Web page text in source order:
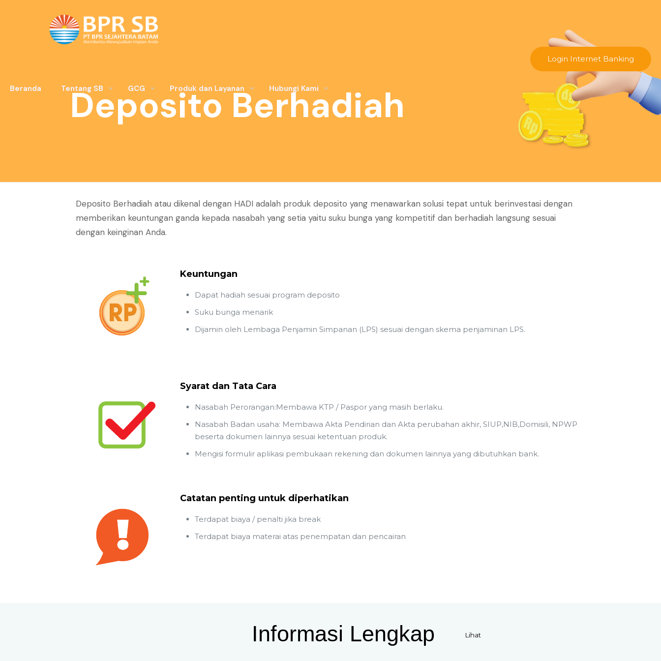
Beranda Tentang SB GCG Produk dan Layanan Hubungi Kami
Login Internet Banking
Deposito Berhadiah
Deposito Berhadiah atau dikenal dengan HADI adalah produk deposito yang menawarkan solusi tepat untuk berinvestasi dengan
memberikan keuntungan ganda kepada nasabah yang setia yaitu suku bunga yang kompetitif dan berhadiah langsung sesuai
dengan keinginan Anda.
Keuntungan
Dapat hadiah sesuai program deposito
Suku bunga menarik
Dijamin oleh Lembaga Penjamin Simpanan (LPS) sesuai dengan skema penjaminan LPS.
Syarat dan Tata Cara
Nasabah Perorangan:Membawa KTP / Paspor yang masih berlaku.
Nasabah Badan usaha: Membawa Akta Pendirian dan Akta perubahan akhir, SIUP,NIB,Domisili, NPWP
beserta dokumen lainnya sesuai ketentuan produk.
Mengisi formulir aplikasi pembukaan rekening dan dokumen lainnya yang dibutuhkan bank.
Catatan penting untuk diperhatikan
Terdapat biaya / penalti jika break
Terdapat biaya materai atas penempatan dan pencairan
Informasi Lengkap Lihat